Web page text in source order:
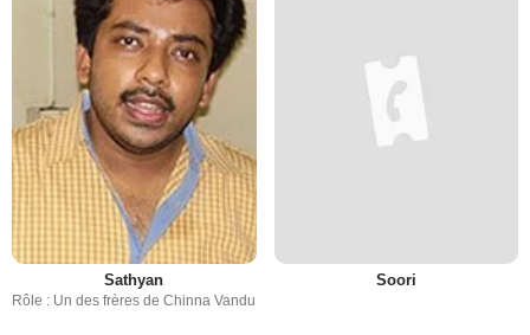
Sathyan
Rôle : Un des frères de Chinna Vandu
Soori